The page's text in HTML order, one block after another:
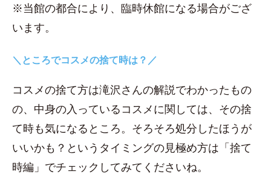
※当館の都合により、臨時休館になる場合がござ
います。
＼ところでコスメの捨て時は？／
コスメの捨て方は滝沢さんの解説でわかったもの
の、中身の入っているコスメに関しては、その捨
て時も気になるところ。そろそろ処分したほうが
いいかも？というタイミングの見極め方は「捨て
時編」でチェックしてみてくださいね。